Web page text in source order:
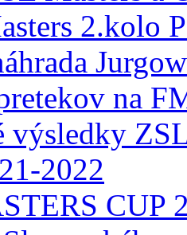
2.kolo
na
výsledky
2022
CUP